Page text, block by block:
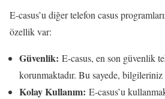
E-casus’u diğer telefon casus
özellik var:
Güvenlik: E-casus, en son güvenlik
korunmaktadır. Bu sayede, bilgileriniz
Kolay Kullanım: E-casus’u